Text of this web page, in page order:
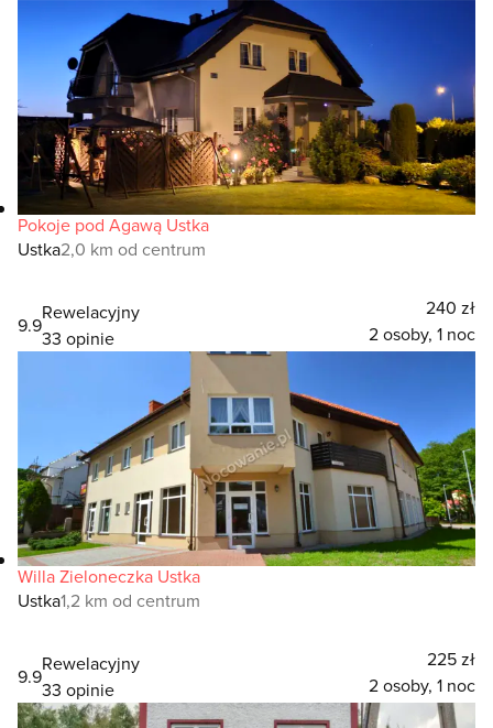
Pokoje pod Agawą Ustka
Ustka2,0 km od centrum
9.9
Rewelacyjny
33 opinie
240 zł
2 osoby, 1 noc
Willa Zieloneczka Ustka
Ustka1,2 km od centrum
9.9
Rewelacyjny
33 opinie
225 zł
2 osoby, 1 noc